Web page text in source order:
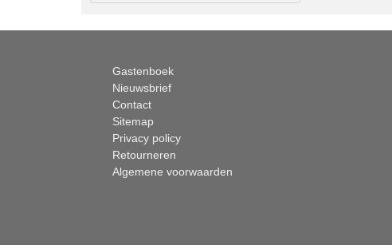
Gastenboek
Nieuwsbrief
Contact
Sitemap
Privacy policy
Retourneren
Algemene voorwaarden